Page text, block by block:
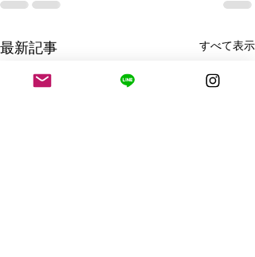
最新記事 すべて表示